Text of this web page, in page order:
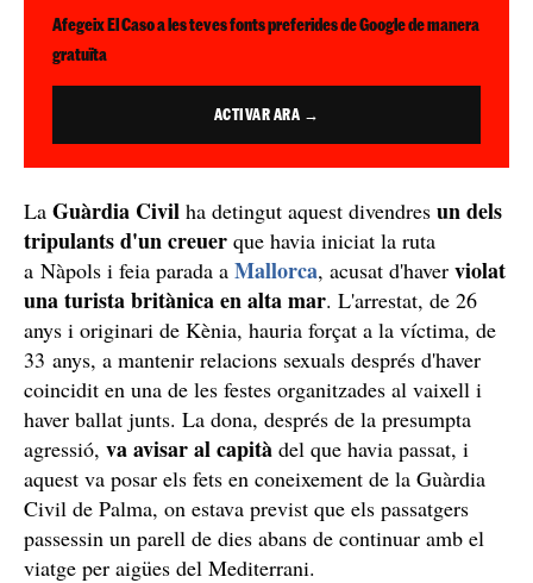
Afegeix El Caso a les teves fonts preferides de Google de manera
gratuïta
ACTIVAR ARA →
La Guàrdia Civil ha detingut aquest divendres un dels
tripulants d'un creuer que havia iniciat la ruta
a Nàpols i feia parada a Mallorca, acusat d'haver violat
una turista britànica en alta mar. L'arrestat, de 26
anys i originari de Kènia, hauria forçat a la víctima, de
33 anys, a mantenir relacions sexuals després d'haver
coincidit en una de les festes organitzades al vaixell i
haver ballat junts. La dona, després de la presumpta
agressió, va avisar al capità del que havia passat, i
aquest va posar els fets en coneixement de la Guàrdia
Civil de Palma, on estava previst que els passatgers
passessin un parell de dies abans de continuar amb el
viatge per aigües del Mediterrani.